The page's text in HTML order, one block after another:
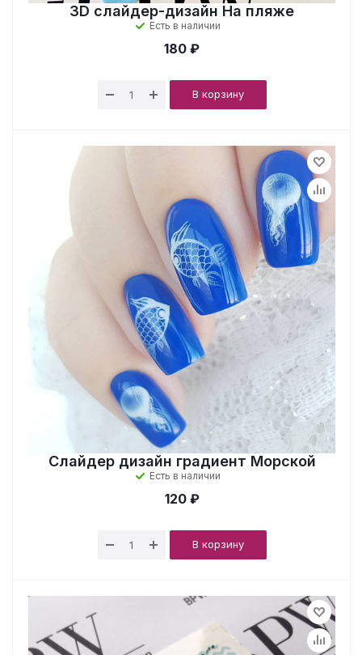
3D слайдер-дизайн На пляже
Есть в наличии
180 ₽
В корзину
Слайдер дизайн градиент Морской
Есть в наличии
120 ₽
В корзину